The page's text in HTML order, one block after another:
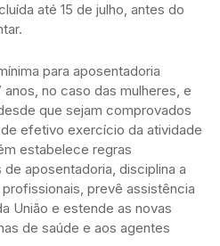
até 15 de julho, antes do
para aposentadoria
no caso das mulheres, e
que sejam comprovados
efetivo exercício da atividade
estabelece regras
aposentadoria, disciplina a
prevê assistência
União e estende as novas
de saúde e aos agentes